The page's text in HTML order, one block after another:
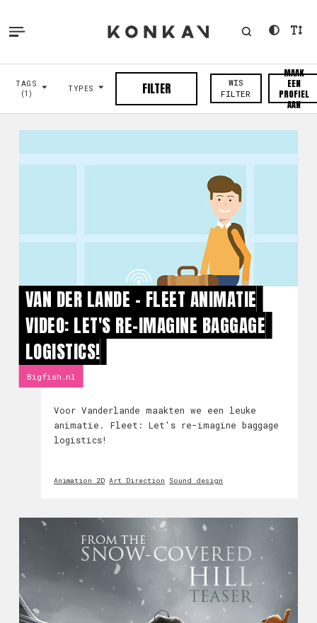
TAGS
(1)
TYPES FILTER
WIS
FILTER
MAAK
EEN
PROFIEL
AAN
VAN DER LANDE - FLEET ANIMATIE
VIDEO: LET'S RE-IMAGINE BAGGAGE
LOGISTICS!
Bigfish.nl
Voor Vanderlande maakten we een leuke
animatie. Fleet: Let's re-imagine baggage
logistics!
Animation 2D Art Direction Sound design